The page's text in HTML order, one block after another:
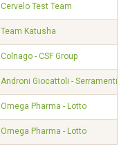
Cervelo Test Team
Team Katusha
Colnago - CSF Group
Androni Giocattoli - Serramenti
Omega Pharma - Lotto
Omega Pharma - Lotto